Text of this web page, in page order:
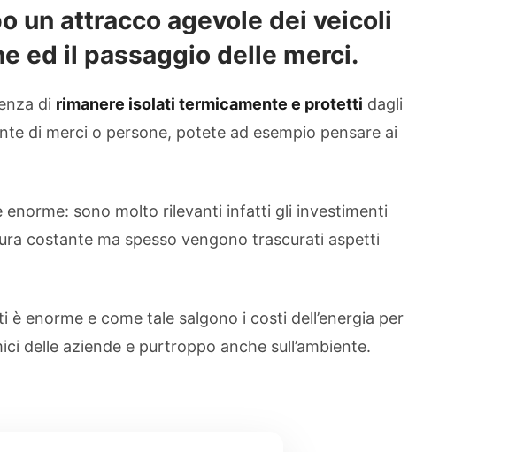
un attracco agevole dei veicoli
ed il passaggio delle merci.
di rimanere isolati termicamente e protetti dagli
di merci o persone, potete ad esempio pensare ai
enorme: sono molto rilevanti infatti gli investimenti
costante ma spesso vengono trascurati aspetti
è enorme e come tale salgono i costi dell’energia per
delle aziende e purtroppo anche sull’ambiente.